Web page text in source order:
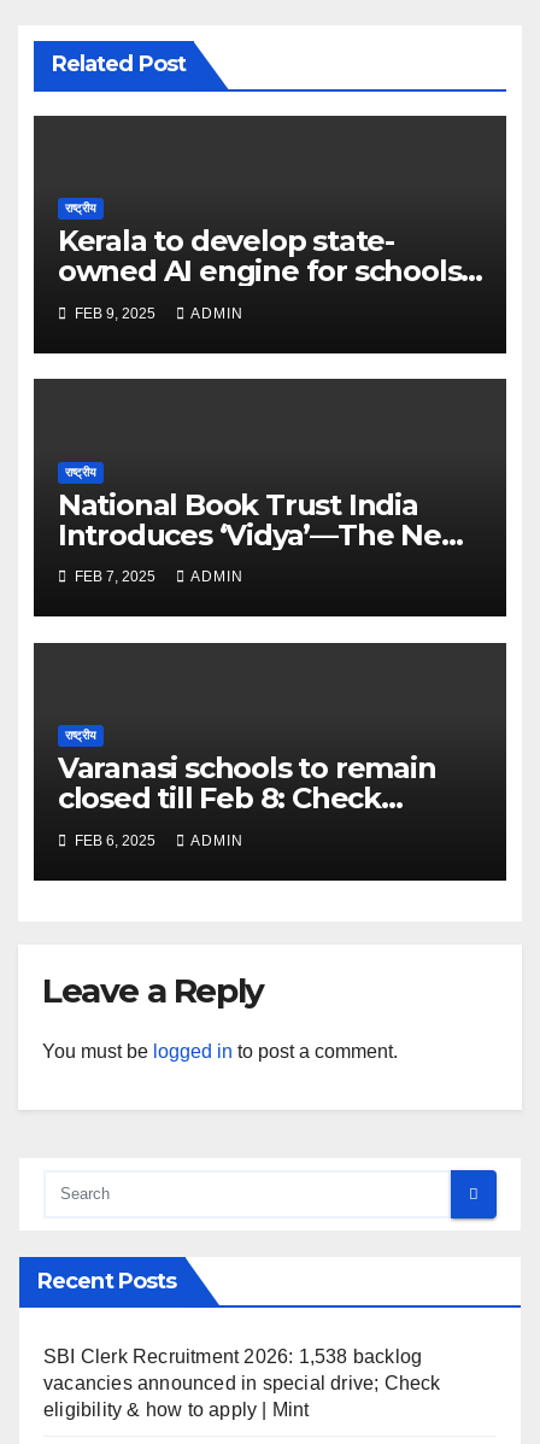
Related Post
राष्ट्रीय
Kerala to develop state-
owned AI engine for schools
in 2025 – The Times of India
FEB 9, 2025 ADMIN
राष्ट्रीय
National Book Trust India
Introduces ‘Vidya’—The New
Face of Learning and
Discovery – The Times of
India
FEB 7, 2025 ADMIN
राष्ट्रीय
Varanasi schools to remain
closed till Feb 8: Check
details here – The Times of
India
FEB 6, 2025 ADMIN
Leave a Reply
You must be logged in to post a comment.
Recent Posts
SBI Clerk Recruitment 2026: 1,538 backlog
vacancies announced in special drive; Check
eligibility & how to apply | Mint